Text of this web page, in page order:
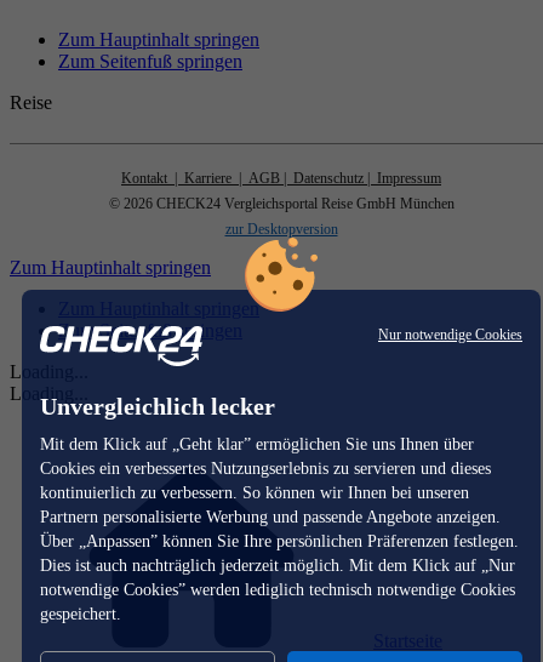
Nur notwendige Cookies
Unvergleichlich lecker
Mit dem Klick auf „Geht klar” ermöglichen Sie uns Ihnen über
Cookies ein verbessertes Nutzungserlebnis zu servieren und dieses
kontinuierlich zu verbessern. So können wir Ihnen bei unseren
Partnern personalisierte Werbung und passende Angebote anzeigen.
Über „Anpassen” können Sie Ihre persönlichen Präferenzen festlegen.
Dies ist auch nachträglich jederzeit möglich. Mit dem Klick auf „Nur
notwendige Cookies” werden lediglich technisch notwendige Cookies
gespeichert.
Zum Hauptinhalt springen
Zum Seitenfuß springen
Reise
Kontakt | Karriere | AGB | Datenschutz
| Impressum
© 2026 CHECK24 Vergleichsportal Reise GmbH München
zur Desktopversion
Zum Hauptinhalt springen
Zum Hauptinhalt springen
Zum Seitenfuß springen
Loading...
Loading...